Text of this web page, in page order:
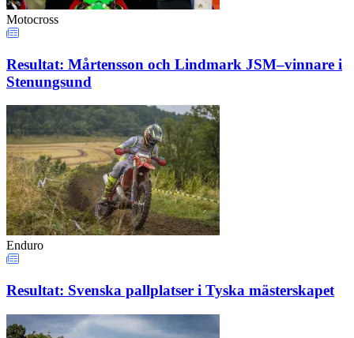
Motocross
Resultat: Mårtensson och Lindmark JSM–vinnare i
Stenungsund
Enduro
Resultat: Svenska pallplatser i Tyska mästerskapet